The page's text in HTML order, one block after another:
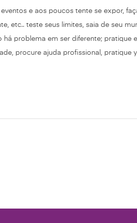
e aos poucos tente se expor,
etc.. teste seus limites, saia de seu
há problema em ser diferente; pratique
procure ajuda profissional, pratique